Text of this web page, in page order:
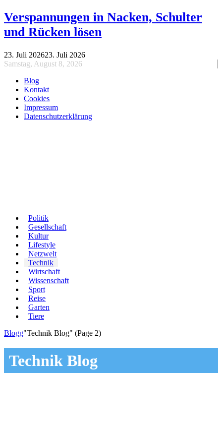
Verspannungen in Nacken, Schulter
und Rücken lösen
23. Juli 202623. Juli 2026
Samstag, August 8, 2026
Blog
Kontakt
Cookies
Impressum
Datenschutzerklärung
Politik
Gesellschaft
Kultur
Lifestyle
Netzwelt
Technik
Wirtschaft
Wissenschaft
Sport
Reise
Garten
Tiere
Blogg"Technik Blog" (Page 2)
Technik Blog